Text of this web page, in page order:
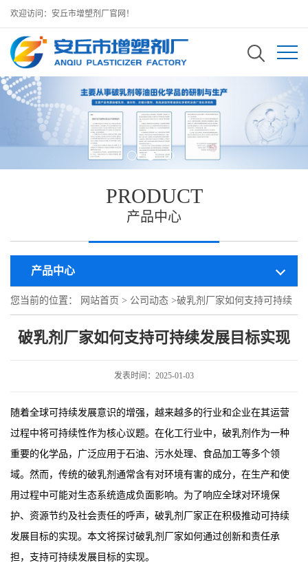
欢迎访问：安丘市增塑剂厂官网！
PRODUCT
产品中心
产品中心
您当前的位置： 网站首页 > 公司动态 >破乳剂厂家如何支持可持续
发展目标实现
破乳剂厂家如何支持可持续发展目标实现
发表时间：2025-01-03
随着全球可持续发展意识的增强，越来越多的行业和企业在其运营
过程中将可持续性作为核心议题。在化工行业中，破乳剂作为一种
重要的化学品，广泛应用于石油、污水处理、食品加工等多个领
域。然而，传统的破乳剂通常含有对环境有害的成分，在生产和使
用过程中可能对生态系统造成负面影响。为了响应全球对环境保
护、资源节约及社会责任的呼声，破乳剂厂家正在积极推动可持续
发展目标的实现。本文将探讨破乳剂厂家如何通过创新和责任承
担，支持可持续发展目标的实现。